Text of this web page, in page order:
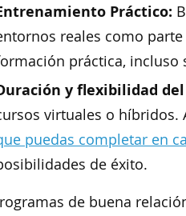
Práctico:
reales como parte
práctica, incluso
y flexibilidad
virtuales o híbridos.
puedas completar en
de éxito.
de buena